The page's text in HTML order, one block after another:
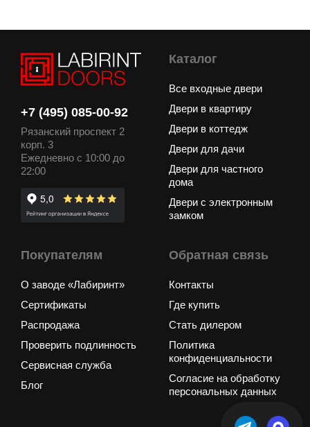
+7 (495) 085-00-92
Рязанский проспект 2
корп. 3
Ежедневно с 10:00 до
22:00
Каталог
Все входные двери
Двери в квартиру
Двери в коттедж
Двери для дачи
Двери для частного
дома
Двери с электронным
замком
Покупателям
О заводе «Лабиринт»
Сертификаты
Распродажа
Проверить подлинность
Сервисная служба
Блог
Обратная связь
Контакты
Где купить
Стать дилером
Политика
конфиденциальности
Согласие на обработку
персональных данных